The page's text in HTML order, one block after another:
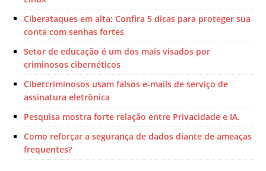
Ciberataques em alta: Confira 5 dicas para proteger sua
conta com senhas fortes
Setor de educação é um dos mais visados por
criminosos cibernéticos
Cibercriminosos usam falsos e-mails de serviço de
assinatura eletrônica
Pesquisa mostra forte relação entre Privacidade e IA.
Como reforçar a segurança de dados diante de ameaças
frequentes?